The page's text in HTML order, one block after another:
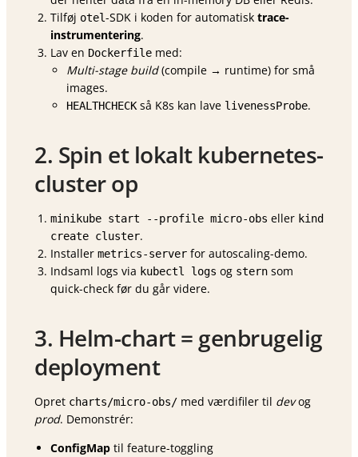
Tilføj otel-SDK i koden for automatisk trace-
instrumentering.
Lav en Dockerfile med:
Multi-stage build(compile → runtime) for små
images.
HEALTHCHECKså K8s kan lave livenessProbe.
2. Spin et lokalt kubernetes-
cluster op
minikube start --profile micro-obs eller kind
create cluster.
Installer metrics-server for autoscaling-demo.
Indsaml logs via kubectl logs og stern som
quick-check før du går videre.
3. Helm-chart = genbrugelig
deployment
Opret charts/micro-obs/ med værdifiler til devog
prod. Demonstrér:
ConfigMap til feature-toggling